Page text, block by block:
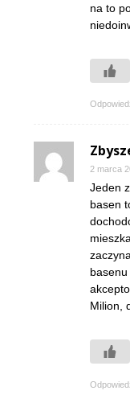
na to
2 marca
Jeden
basen
basenu
Milion,